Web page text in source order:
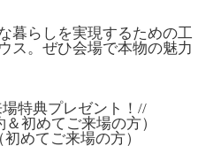
暮らしを実現するための工
ス。ぜひ会場で本物の魅力
特典プレゼント！//
初めてご来場の方）
めてご来場の方）